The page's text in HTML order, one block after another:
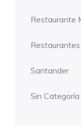
Restaurante
Restaurantes
Santander
Sin Categoría